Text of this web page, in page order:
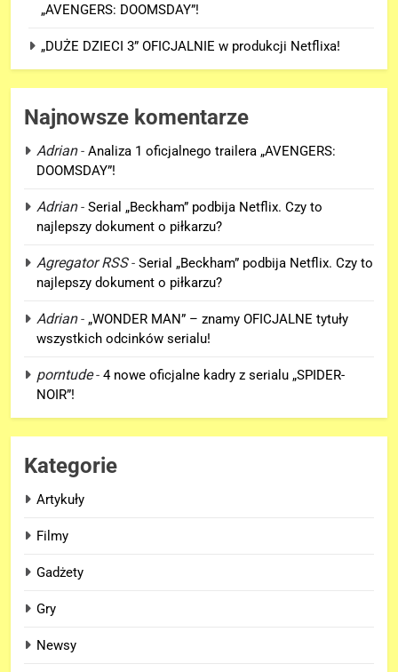
„AVENGERS: DOOMSDAY”!
„DUŻE DZIECI 3” OFICJALNIE w produkcji Netflixa!
Najnowsze komentarze
Adrian- Analiza 1 oficjalnego trailera „AVENGERS:
DOOMSDAY”!
Adrian- Serial „Beckham” podbija Netflix. Czy to
najlepszy dokument o piłkarzu?
Agregator RSS- Serial „Beckham” podbija Netflix. Czy to
najlepszy dokument o piłkarzu?
Adrian- „WONDER MAN” – znamy OFICJALNE tytuły
wszystkich odcinków serialu!
porntude- 4 nowe oficjalne kadry z serialu „SPIDER-
NOIR”!
Kategorie
Artykuły
Filmy
Gadżety
Gry
Newsy
5
„DUŻE DZIECI 3” OFICJALNIE w
FILMY